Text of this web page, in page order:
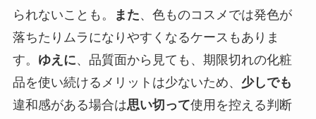
られないことも。
また、色ものコスメでは発色が
落ちたりムラになりやすくなるケースもありま
す。 ゆえに、品質面から見ても、期限切れの化粧
品を使い続けるメリットは少ないため、 少しでも
違和感がある場合は思い切って使用を控える判断